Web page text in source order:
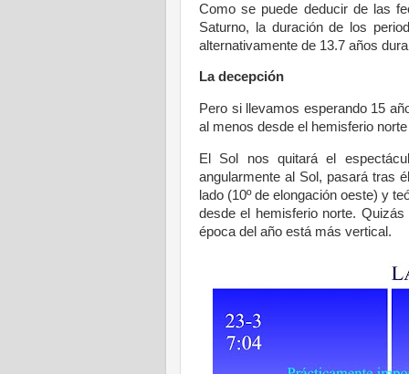
Como se puede deducir de las
Saturno, la duración de los
alternativamente de 13.7 años
La decepción
Pero si llevamos esperando 15
al menos desde el hemisferio
El Sol nos quitará el
angularmente al Sol, pasará tras
lado (10º de elongación oeste) y
desde el hemisferio norte.
época del año está más vertical.